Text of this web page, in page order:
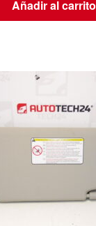
Añadir al carrito